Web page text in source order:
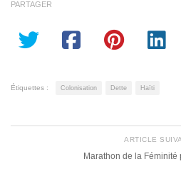
PARTAGER
Étiquettes : Colonisation Dette Haïti
ARTICLE
Marathon de la Féminité